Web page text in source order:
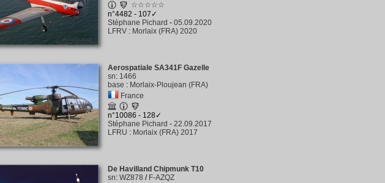
☆☆☆☆☆
n°4482 - 107✓
Stéphane Pichard - 05.09.2020
LFRV : Morlaix (FRA) 2020
Aerospatiale SA341F Gazelle
sn: 1466
base : Morlaix-Ploujean (FRA)
France
n°10086 - 128✓
Stéphane Pichard - 22.09.2017
LFRU : Morlaix (FRA) 2017
De Havilland Chipmunk T10
sn: WZ878 / F-AZQZ